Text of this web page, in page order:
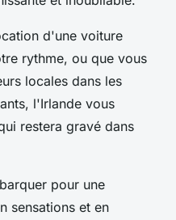
d'une voiture
rythme, ou que vous
locales dans les
l'Irlande vous
restera gravé dans
pour une
sensations et en